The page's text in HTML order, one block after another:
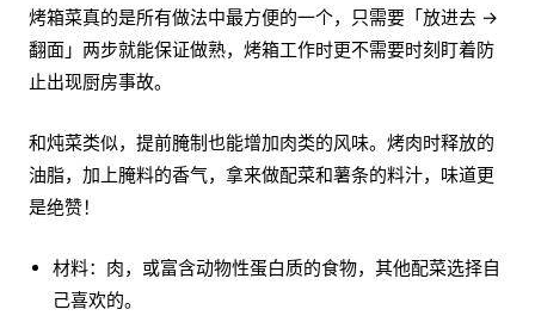
烤箱菜真的是所有做法中最方便的一个，只需要「放进去 →
翻面」两步就能保证做熟，烤箱工作时更不需要时刻盯着防
止出现厨房事故。
和炖菜类似，提前腌制也能增加肉类的风味。烤肉时释放的
油脂，加上腌料的香气，拿来做配菜和薯条的料汁，味道更
是绝赞！
材料：肉，或富含动物性蛋白质的食物，其他配菜选择自
己喜欢的。